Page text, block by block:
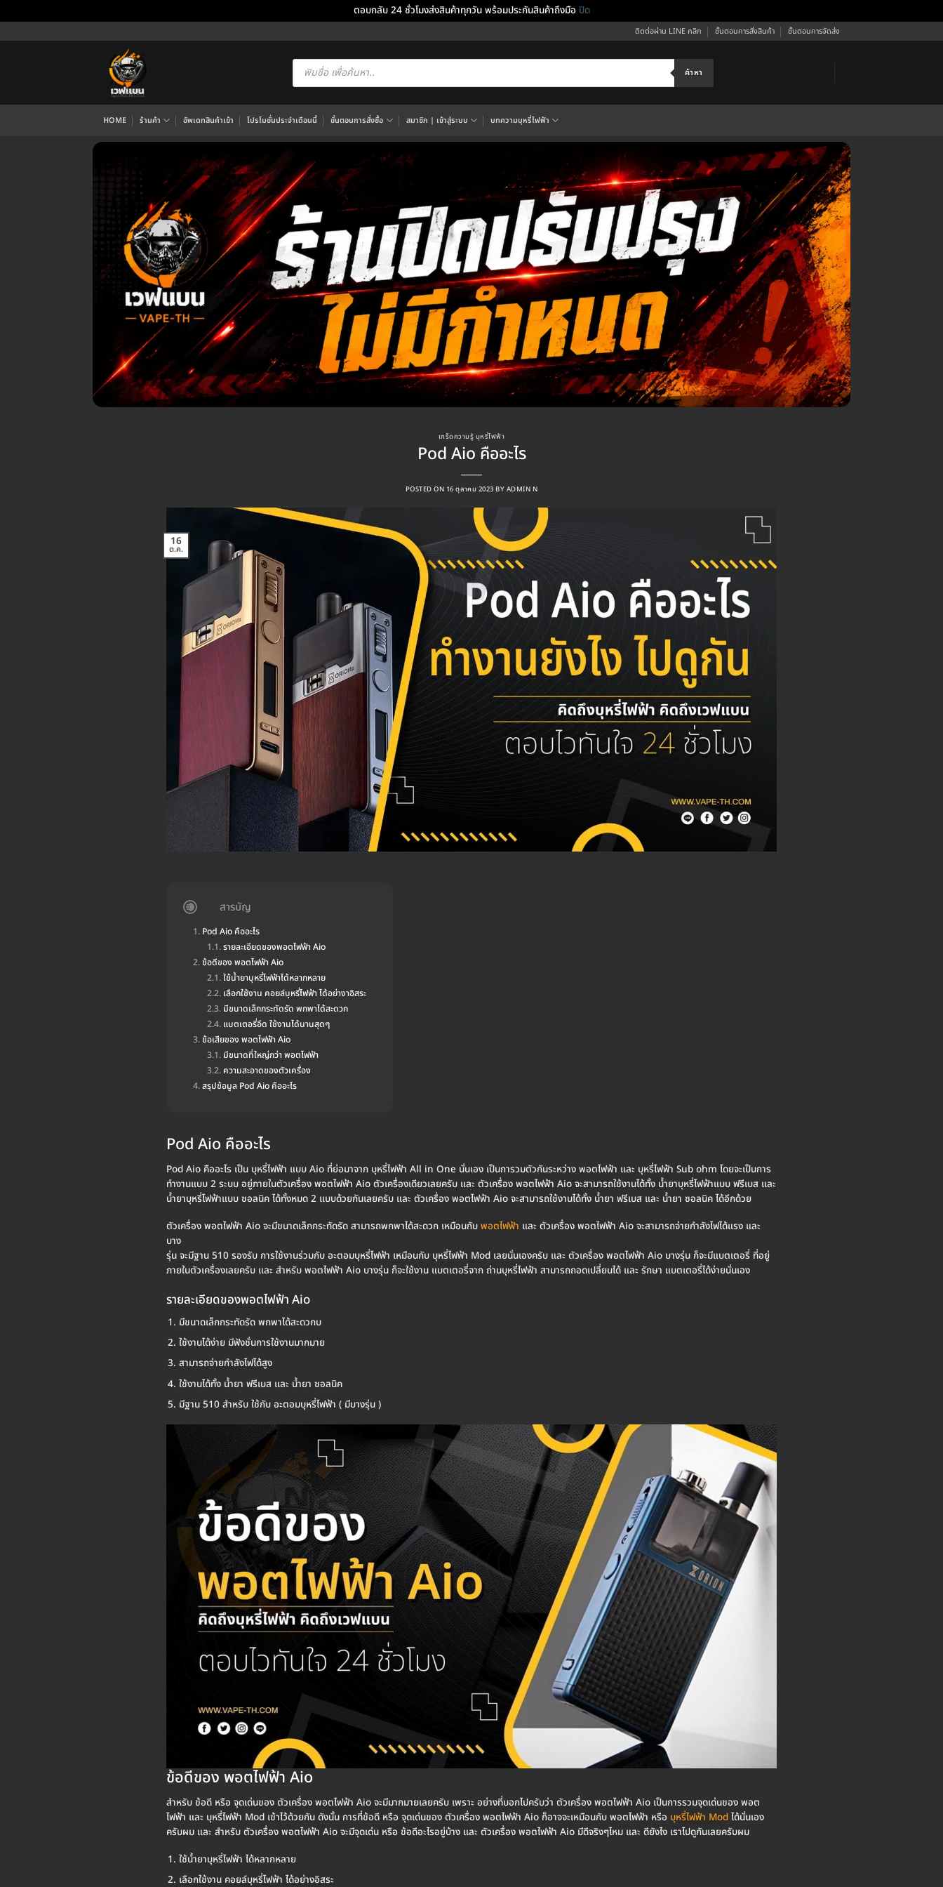
ตอบกลับ 24 ชั่วโมงส่งสินค้าทุกวัน พร้อมประกันสินค้าถึงมือ ปิด
ไป
ติดต่อผ่าน LINE คลิก ขั้นตอนการสั่งสินค้า ขั้นตอนการจัดส่ง
Products
search ค้าหา
HOME ร้านค้า อัพเดทสินค้าเข้า โปรโมชั่นประจำเดือนนี้ ขั้นตอนการสั่งซื้อ สมาชิก | เข้าสู่ระบบ บทความบุหรี่ไฟฟ้า
เกร็ดความรู้ บุหรี่ไฟฟ้า
Pod Aio คืออะไร
POSTED ON 16 ตุลาคม 2023 BY ADMIN N
16
ต.ค.
สารบัญ
Pod Aio คืออะไร
รายละเอียดของพอตไฟฟ้า Aio
ข้อดีของ พอตไฟฟ้า Aio
ใช้น้ำยาบุหรี่ไฟฟ้าได้หลากหลาย
เลือกใช้งาน คอยล์บุหรี่ไฟฟ้า ได้อย่างาอิสระ
มีขนาดเล็กกระทัดรัด พกพาได้สะดวก
แบตเตอรี่อึด ใช้งานได้นานสุดๆ
ข้อเสียของ พอตไฟฟ้า Aio
มีขนาดที่ใหญ่กว่า พอตไฟฟ้า
ความสะอาดของตัวเครื่อง
สรุปข้อมูล Pod Aio คืออะไร
Pod Aio คืออะไร
Pod Aio คืออะไร เป็น บุหรี่ไฟฟ้า แบบ Aio ที่ย่อมาจาก บุหรี่ไฟฟ้า All in One นั่นเอง เป็นการวมตัวกันระหว่าง พอตไฟฟ้า และ บุหรี่ไฟฟ้า Sub ohm โดยจะเป็นการ
ทำงานแบบ 2 ระบบ อยู่ภายในตัวเครื่อง พอตไฟฟ้า Aio ตัวเครื่องเดียวเลยครับ และ ตัวเครื่อง พอตไฟฟ้า Aio จะสามารถใช้งานได้ทั้ง น้ำยาบุหรี่ไฟฟ้าแบบ ฟรีเบส และ
น้ำยาบุหรี่ไฟฟ้าแบบ ซอลนิค ได้ทั้งหมด 2 แบบด้วยกันเลยครับ และ ตัวเครื่อง พอตไฟฟ้า Aio จะสามารถใช้งานได้ทั้ง น้ำยา ฟรีเบส และ น้ำยา ซอลนิค ได้อีกด้วย
ตัวเครื่อง พอตไฟฟ้า Aio จะมีขนาดเล็กกระทัดรัด สามารถพกพาได้สะดวก เหมือนกับ พอตไฟฟ้า และ ตัวเครื่อง พอตไฟฟ้า Aio จะสามารถจ่ายกำลังไฟได้แรง และ
บาง
รุ่น จะมีฐาน 510 รองรับ การใช้งานร่วมกับ อะตอมบุหรี่ไฟฟ้า เหมือนกับ บุหรี่ไฟฟ้า Mod เลยนั่นเองครับ และ ตัวเครื่อง พอตไฟฟ้า Aio บางรุ่น ก็จะมีแบตเตอรี่ ที่อยู่
ภายในตัวเครื่องเลยครับ และ สำหรับ พอตไฟฟ้า Aio บางรุ่น ก็จะใช้งาน แบตเตอรี่จาก ถ่านบุหรี่ไฟฟ้า สามารถถอดเปลี่ยนได้ และ รักษา แบตเตอรี่ได้ง่ายนั่นเอง
รายละเอียดของพอตไฟฟ้า Aio
มีขนาดเล็กกระทัดรัด พกพาได้สะดวกบ
ใช้งานได้ง่าย มีฟังชั่นการใช้งานมากมาย
สามารถจ่ายกำลังไฟได้สูง
ใช้งานได้ทั้ง น้ำยา ฟรีเบส และ น้ำยา ซอลนิค
มีฐาน 510 สำหรับ ใช้กับ อะตอมบุหรี่ไฟฟ้า ( มีบางรุ่น )
ข้อดีของ พอตไฟฟ้า Aio
สำหรับ ข้อดี หรือ จุดเด่นของ ตัวเครื่อง พอตไฟฟ้า Aio จะมีมากมายเลยครับ เพราะ อย่างที่บอกไปครับว่า ตัวเครื่อง พอตไฟฟ้า Aio เป็นการรวมจุดเด่นของ พอต
ไฟฟ้า และ บุหรี่ไฟฟ้า Mod เข้าไว้ด้วยกัน ดังนั้น การที่ข้อดี หรือ จุดเด่นของ ตัวเครื่อง พอตไฟฟ้า Aio ก็อาจจะเหมือนกับ พอตไฟฟ้า หรือ บุหรี่ไฟฟ้า Mod ได้นั่นเอง
ครับผม และ สำหรับ ตัวเครื่อง พอตไฟฟ้า Aio จะมีจุดเด่น หรือ ข้อดีอะไรอยู่บ้าง และ ตัวเครื่อง พอตไฟฟ้า Aio มีดีจริงๆไหม และ ดียังไง เราไปดูกันเลยครับผม
ใช้น้ำยาบุหรี่ไฟฟ้า ได้หลากหลาย
เลือกใช้งาน คอยล์บุหรี่ไฟฟ้า ได้อย่างอิสระ